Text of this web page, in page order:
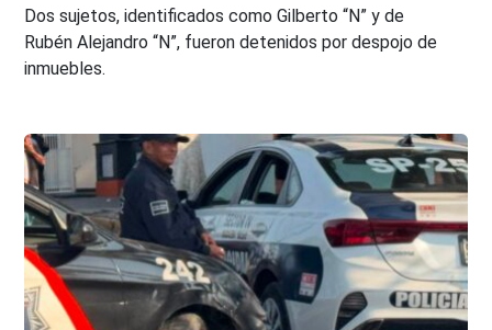
Dos sujetos, identificados como Gilberto “N” y de
Rubén Alejandro “N”, fueron detenidos por despojo de
inmuebles.